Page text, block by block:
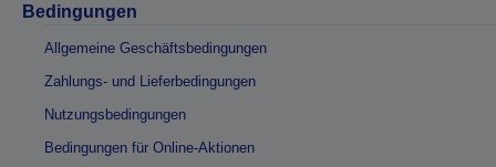
Bedingungen
Allgemeine Geschäftsbedingungen
Zahlungs- und Lieferbedingungen
Nutzungsbedingungen
Bedingungen für Online-Aktionen